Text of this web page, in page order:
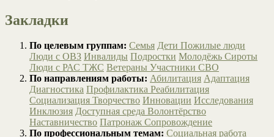
Закладки
По целевым группам: Семья Дети Пожилые люди
Люди с ОВЗ Инвалиды Подростки Молодёжь Сироты
Люди с РАС ТЖС Ветераны Участники СВО
По направлениям работы: Абилитация Адаптация
Диагностика Профилактика Реабилитация
Социализация Творчество Инновации Исследования
Инклюзия Доступная среда Волонтёрство
Наставничество Патронаж Сопровождение
По профессиональным темам: Социальная работа